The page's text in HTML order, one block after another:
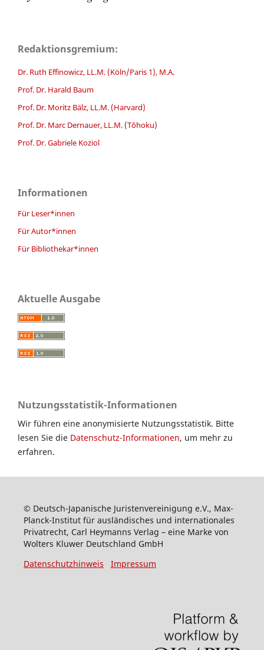
Redaktionsgremium:
Dr. Ruth Effinowicz, LL.M. (Köln/Paris 1), M.A.
Prof. Dr. Harald Baum
Prof. Dr. Moritz Bälz, LL.M. (Harvard)
Prof. Dr. Marc Dernauer, LL.M. (Tōhoku)
Prof. Dr. Gabriele Koziol
Informationen
Für Leser*innen
Für Autor*innen
Für Bibliothekar*innen
Aktuelle Ausgabe
Nutzungsstatistik-Informationen
Wir führen eine anonymisierte Nutzungsstatistik. Bitte
lesen Sie die Datenschutz-Informationen, um mehr zu
erfahren.
© Deutsch-Japanische Juristenvereinigung e.V., Max-
Planck-Institut für ausländisches und internationales
Privatrecht, Carl Heymanns Verlag – eine Marke von
Wolters Kluwer Deutschland GmbH
Datenschutzhinweis
Impressum